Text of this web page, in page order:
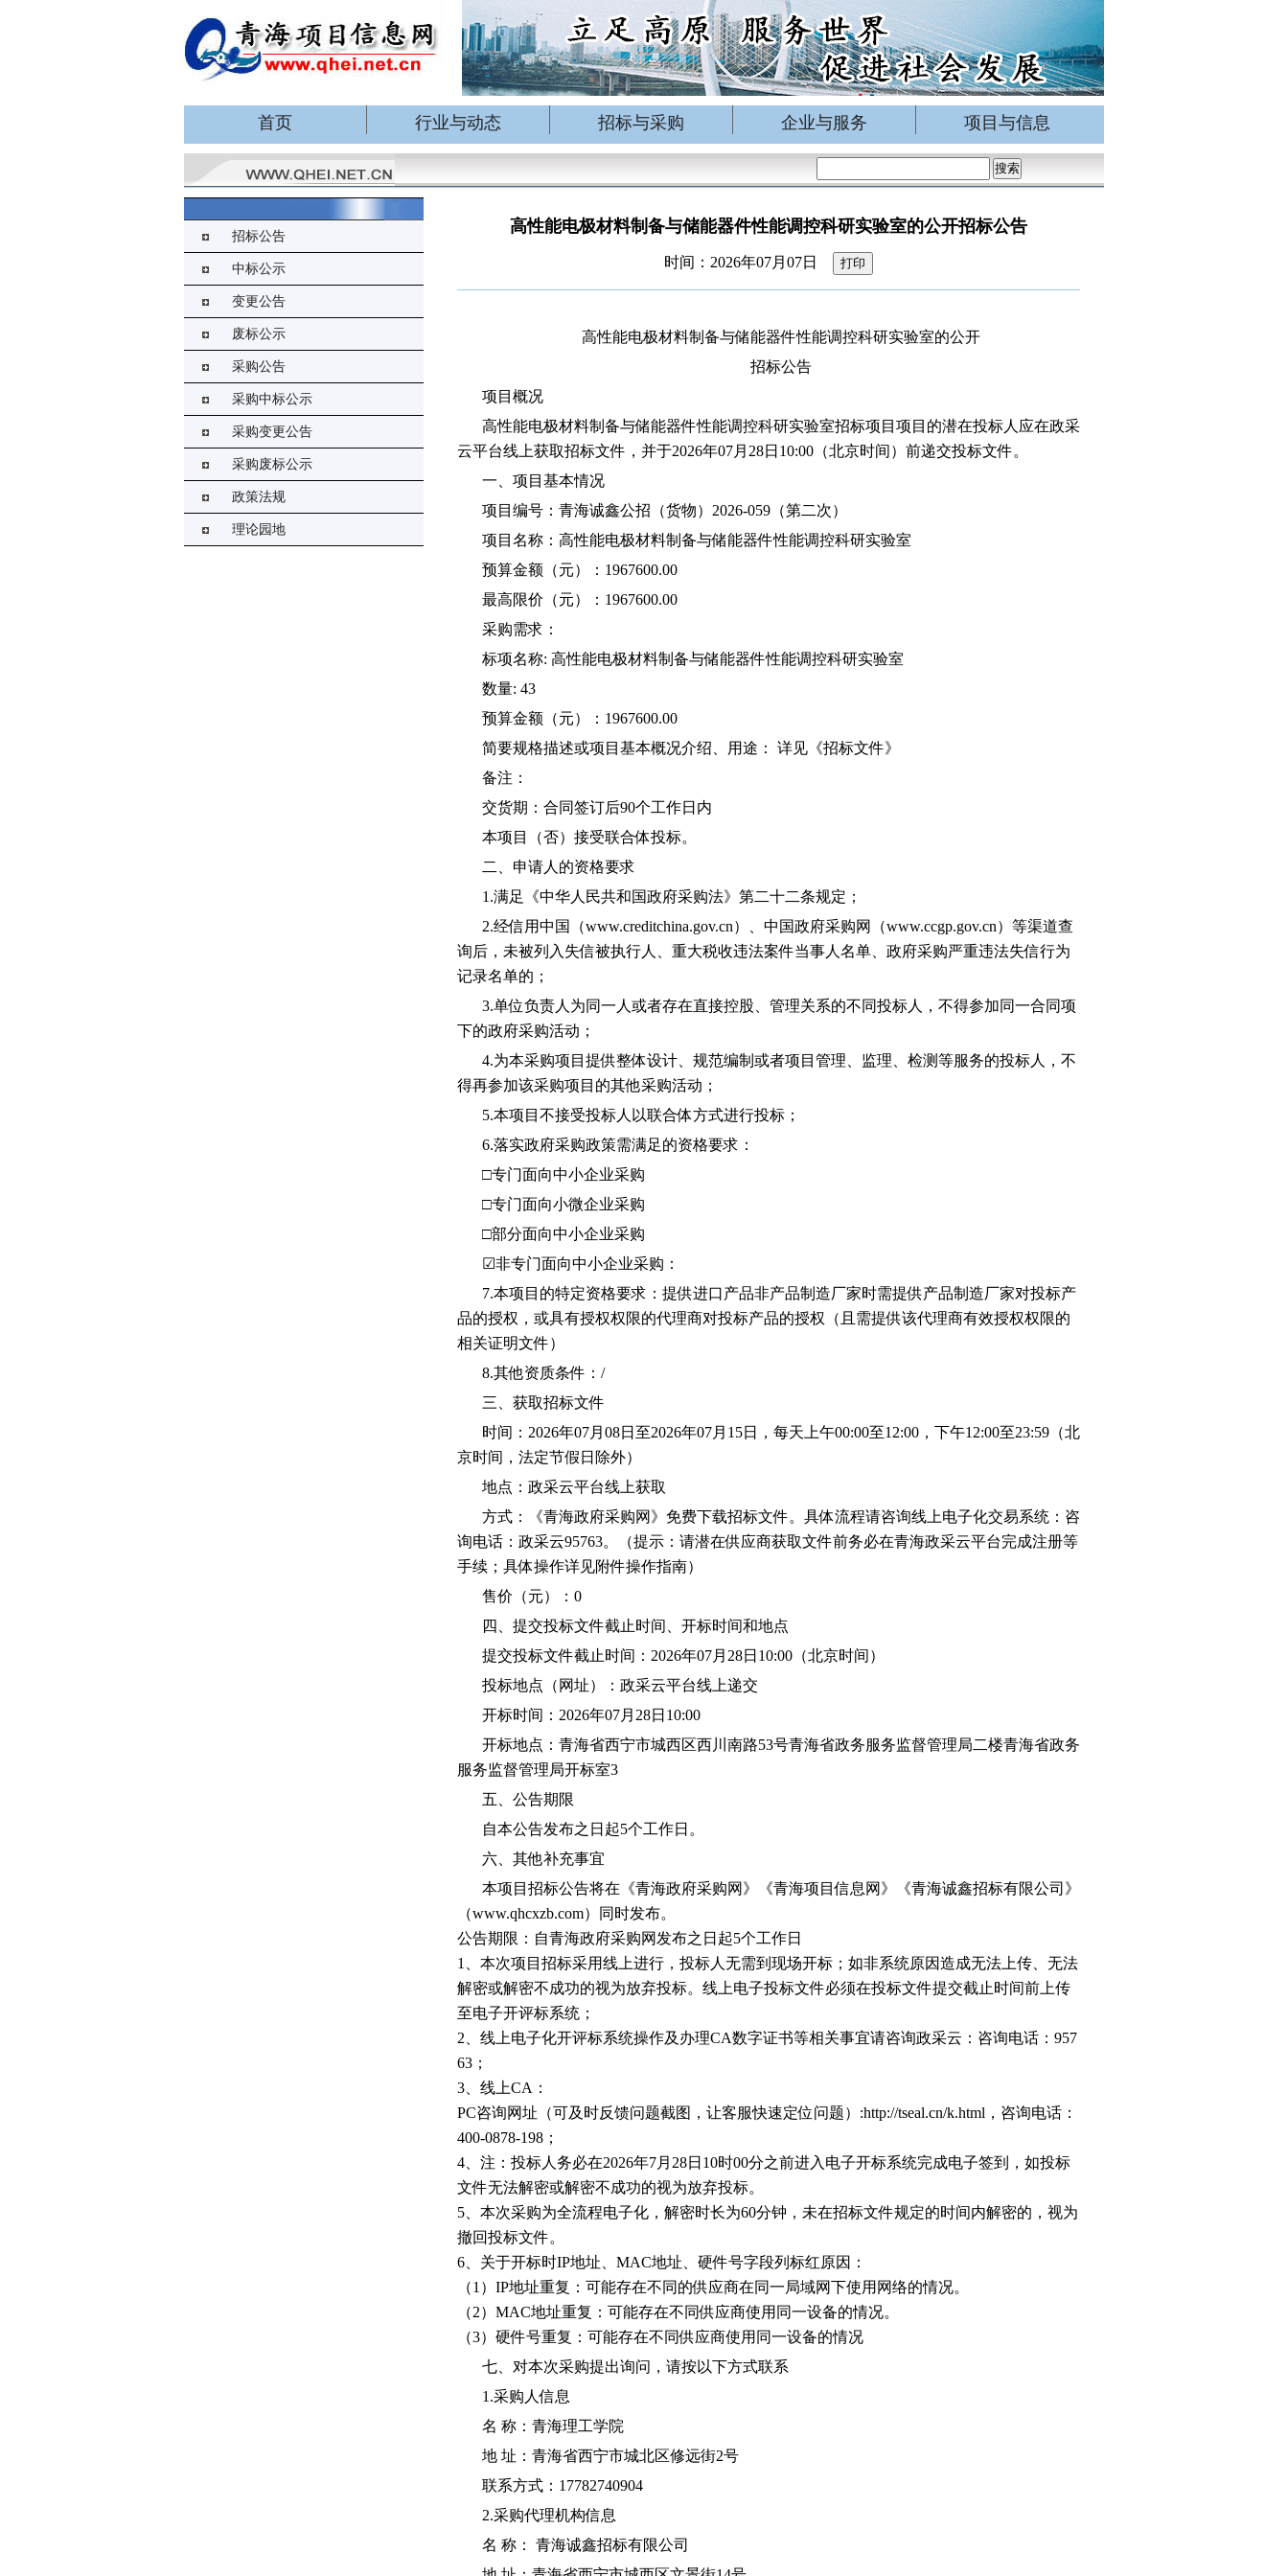
首页 行业与动态 招标与采购 企业与服务 项目与信息
招标公告
中标公示
变更公告
废标公示
采购公告
采购中标公示
采购变更公告
采购废标公示
政策法规
理论园地
高性能电极材料制备与储能器件性能调控科研实验室的公开招标公告
时间：2026年07月07日 打印
高性能电极材料制备与储能器件性能调控科研实验室的公开
招标公告
项目概况
高性能电极材料制备与储能器件性能调控科研实验室招标项目项目的潜在投标人应在政采
云平台线上获取招标文件，并于2026年07月28日10:00（北京时间）前递交投标文件。
一、项目基本情况
项目编号：青海诚鑫公招（货物）2026-059（第二次）
项目名称：高性能电极材料制备与储能器件性能调控科研实验室
预算金额（元）：1967600.00
最高限价（元）：1967600.00
采购需求：
标项名称: 高性能电极材料制备与储能器件性能调控科研实验室
数量: 43
预算金额（元）：1967600.00
简要规格描述或项目基本概况介绍、用途： 详见《招标文件》
备注：
交货期：合同签订后90个工作日内
本项目（否）接受联合体投标。
二、申请人的资格要求
1.满足《中华人民共和国政府采购法》第二十二条规定；
2.经信用中国（www.creditchina.gov.cn）、中国政府采购网（www.ccgp.gov.cn）等渠道查
询后，未被列入失信被执行人、重大税收违法案件当事人名单、政府采购严重违法失信行为
记录名单的；
3.单位负责人为同一人或者存在直接控股、管理关系的不同投标人，不得参加同一合同项
下的政府采购活动；
4.为本采购项目提供整体设计、规范编制或者项目管理、监理、检测等服务的投标人，不
得再参加该采购项目的其他采购活动；
5.本项目不接受投标人以联合体方式进行投标；
6.落实政府采购政策需满足的资格要求：
□专门面向中小企业采购
□专门面向小微企业采购
□部分面向中小企业采购
☑非专门面向中小企业采购：
7.本项目的特定资格要求：提供进口产品非产品制造厂家时需提供产品制造厂家对投标产
品的授权，或具有授权权限的代理商对投标产品的授权（且需提供该代理商有效授权权限的
相关证明文件）
8.其他资质条件：/
三、获取招标文件
时间：2026年07月08日至2026年07月15日，每天上午00:00至12:00，下午12:00至23:59（北
京时间，法定节假日除外）
地点：政采云平台线上获取
方式：《青海政府采购网》免费下载招标文件。具体流程请咨询线上电子化交易系统：咨
询电话：政采云95763。（提示：请潜在供应商获取文件前务必在青海政采云平台完成注册等
手续；具体操作详见附件操作指南）
售价（元）：0
四、提交投标文件截止时间、开标时间和地点
提交投标文件截止时间：2026年07月28日10:00（北京时间）
投标地点（网址）：政采云平台线上递交
开标时间：2026年07月28日10:00
开标地点：青海省西宁市城西区西川南路53号青海省政务服务监督管理局二楼青海省政务
服务监督管理局开标室3
五、公告期限
自本公告发布之日起5个工作日。
六、其他补充事宜
本项目招标公告将在《青海政府采购网》《青海项目信息网》《青海诚鑫招标有限公司》
（www.qhcxzb.com）同时发布。
公告期限：自青海政府采购网发布之日起5个工作日
1、本次项目招标采用线上进行，投标人无需到现场开标；如非系统原因造成无法上传、无法
解密或解密不成功的视为放弃投标。线上电子投标文件必须在投标文件提交截止时间前上传
至电子开评标系统；
2、线上电子化开评标系统操作及办理CA数字证书等相关事宜请咨询政采云：咨询电话：957
63；
3、线上CA：
PC咨询网址（可及时反馈问题截图，让客服快速定位问题）:http://tseal.cn/k.html，咨询电话：
400-0878-198；
4、注：投标人务必在2026年7月28日10时00分之前进入电子开标系统完成电子签到，如投标
文件无法解密或解密不成功的视为放弃投标。
5、本次采购为全流程电子化，解密时长为60分钟，未在招标文件规定的时间内解密的，视为
撤回投标文件。
6、关于开标时IP地址、MAC地址、硬件号字段列标红原因：
（1）IP地址重复：可能存在不同的供应商在同一局域网下使用网络的情况。
（2）MAC地址重复：可能存在不同供应商使用同一设备的情况。
（3）硬件号重复：可能存在不同供应商使用同一设备的情况
七、对本次采购提出询问，请按以下方式联系
1.采购人信息
名 称：青海理工学院
地 址：青海省西宁市城北区修远街2号
联系方式：17782740904
2.采购代理机构信息
名 称： 青海诚鑫招标有限公司